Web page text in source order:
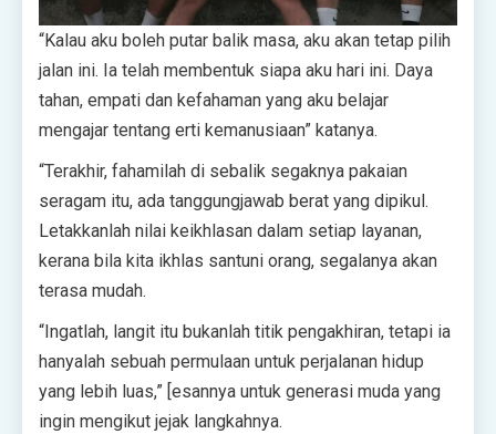
“Kalau aku boleh putar balik masa, aku akan tetap pilih
jalan ini. Ia telah membentuk siapa aku hari ini. Daya
tahan, empati dan kefahaman yang aku belajar
mengajar tentang erti kemanusiaan” katanya.
“Terakhir, fahamilah di sebalik segaknya pakaian
seragam itu, ada tanggungjawab berat yang dipikul.
Letakkanlah nilai keikhlasan dalam setiap layanan,
kerana bila kita ikhlas santuni orang, segalanya akan
terasa mudah.
“Ingatlah, langit itu bukanlah titik pengakhiran, tetapi ia
hanyalah sebuah permulaan untuk perjalanan hidup
yang lebih luas,” [esannya untuk generasi muda yang
ingin mengikut jejak langkahnya.